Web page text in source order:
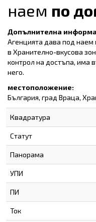
наем по
Допълнителна
Агенцията дава под наем
в Хранително-вкусова
контрол на достъпа, има
него.
местоположение:
България, град Враца,
Квадратура
Статут
Панорама
УПИ
ПИ
Ток